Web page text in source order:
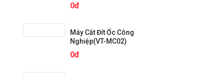
0đ
Máy Cắt Đít Ốc Công
Nghiệp(VT-MC02)
0đ